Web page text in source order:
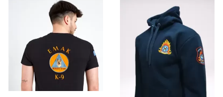
Προσθήκη στα αγαπημένα
Προσθήκη για σύγκριση
Γρήγορη ματιά